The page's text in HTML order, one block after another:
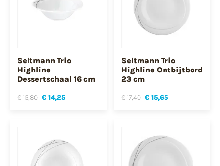
Seltmann Trio
Highline
Dessertschaal 16 cm
€ 15,80 € 14,25
Seltmann Trio
Highline Ontbijtbord
23 cm
€ 17,40 € 15,65